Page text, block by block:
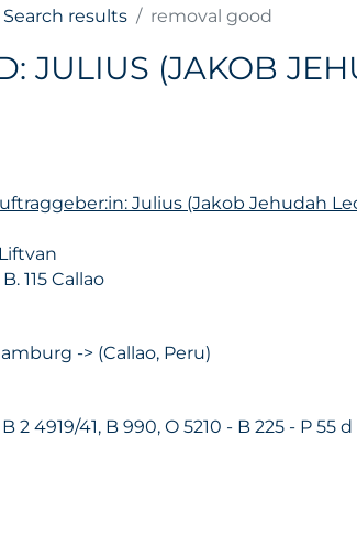
Search results removal good
JULIUS (JAKOB
Julius (Jakob Jehudah
B. 115 Callao
-> (Callao, Peru)
2 4919/41, B 990, O 5210 - B 225 - P 55 d